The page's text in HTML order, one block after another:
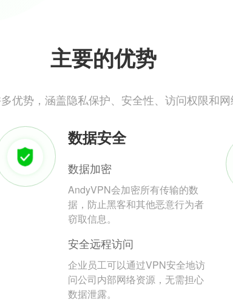
主要的优势
优势，涵盖隐私保护、安全性、访问权限和
数据安全
数据加密
AndyVPN会加密所有传输的数
据，防止黑客和其他恶意行为者
窃取信息。
安全远程访问
企业员工可以通过VPN安全地访
问公司内部网络资源，无需担心
数据泄露。